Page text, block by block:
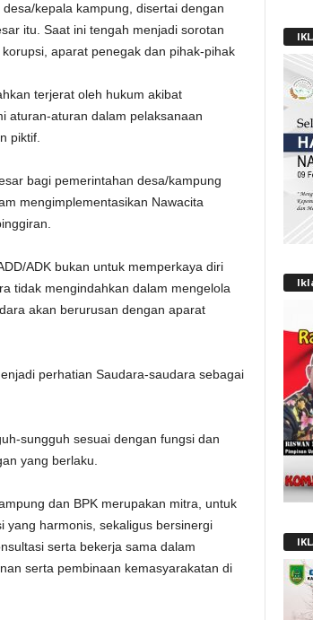
kepala kampung, disertai dengan
itu. Saat ini tengah menjadi sorotan
aparat penegak dan pihak-pihak
terjerat oleh hukum akibat
aturan-aturan dalam pelaksanaan
piktif.
bagi pemerintahan desa/kampung
mengimplementasikan Nawacita
ADK bukan untuk memperkaya diri
tidak mengindahkan dalam mengelola
akan berurusan dengan aparat
perhatian Saudara-saudara sebagai
sungguh sesuai dengan fungsi dan
yang berlaku.
dan BPK merupakan mitra, untuk
yang harmonis, sekaligus bersinergi
serta bekerja sama dalam
serta pembinaan kemasyarakatan di